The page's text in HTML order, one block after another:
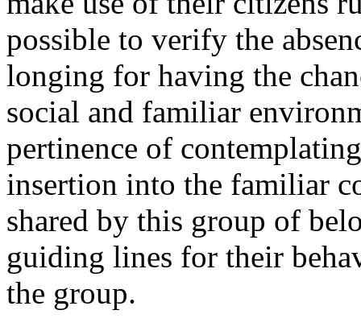
possible to verify the
longing for having the
social and familiar
pertinence of
insertion into the familiar
shared by this group of
guiding lines for their
the group.